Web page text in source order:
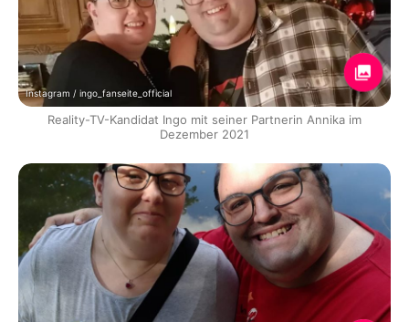
Instagram / ingo_fanseite_official
Reality-TV-Kandidat Ingo mit seiner Partnerin Annika im
Dezember 2021